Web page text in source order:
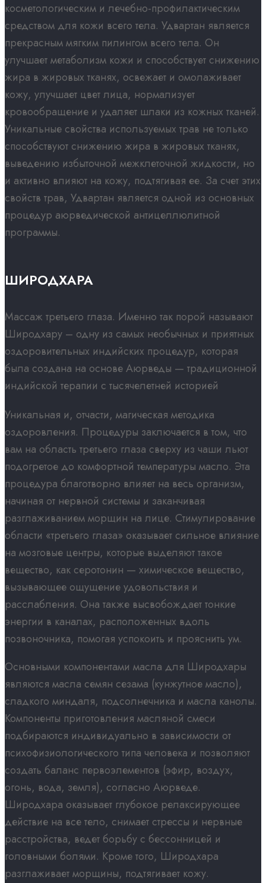
косметологическим и лечебно-профилактическим
средством для кожи всего тела. Удвартан является
прекрасным мягким пилингом всего тела. Он
улучшает метаболизм кожи и способствует снижению
жира в жировых тканях, освежает и омолаживает
кожу, улучшает цвет лица, нормализует
кровообращение и удаляет шлаки из кожных тканей.
Уникальные свойства используемых трав не только
способствуют снижению жира в жировых тканях,
выведению избыточной межклеточной жидкости, но
и активно влияют на кожу, подтягивая ее. За счет этих
свойств трав, Удвартан является одной из основных
процедур аюрведической антицеллюлитной
программы.
ШИРОДХАРА​
Массаж третьего глаза. Именно так порой называют
Широдхару – одну из самых необычных и приятных
оздоровительных индийских процедур, которая
была создана на основе Аюрведы — традиционной
индийской терапии с тысячелетней историей
Уникальная и, отчасти, магическая методика
оздоровления. Процедуры заключается в том, что
вам на область третьего глаза сверху из чаши льют
подогретое до комфортной температуры масло. Эта
процедура благотворно влияет на весь организм,
начиная от нервной системы и заканчивая
разглаживанием морщин на лице. Стимулирование
области «третьего глаза» оказывает сильное влияние
на мозговые центры, которые выделяют такое
вещество, как серотонин — химическое вещество,
вызывающее ощущение удовольствия и
расслабления. Она также высвобождает тонкие
энергии в каналах, расположенных вдоль
позвоночника, помогая успокоить и прояснить ум.
Основными компонентами масла для Широдхары
являются масла семян сезама (кунжутное масло),
сладкого миндаля, подсолнечника и масла канолы.
Компоненты приготовления масляной смеси
подбираются индивидуально в зависимости от
психофизиологического типа человека и позволяют
создать баланс первоэлементов (эфир, воздух,
огонь, вода, земля), согласно Аюрведе.
Широдхара оказывает глубокое релаксирующее
действие на все тело, снимает стрессы и нервные
расстройства, ведет борьбу с бессонницей и
головными болями. Кроме того, Широдхара
разглаживает морщины, подтягивает кожу.